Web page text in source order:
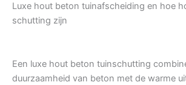
Luxe hout beton tuinafscheiding en hoe
schutting zijn
Een luxe hout beton tuinschutting
duurzaamheid van beton met de warme